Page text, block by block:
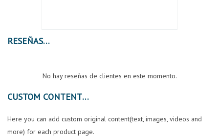
RESEÑAS
No hay reseñas de clientes en este momento.
CUSTOM CONTENT
Here you can add custom original content(text, images, videos and
more) for each product page.